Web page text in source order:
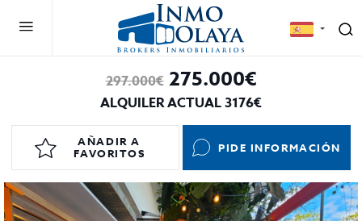
297.000€275.000€
ALQUILER ACTUAL 3176€
AÑADIR A
FAVORITOS
PIDE INFORMACIÓN